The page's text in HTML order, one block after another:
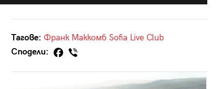
Тагове: Франк Маккомб Sofia Live Club
Сподели: